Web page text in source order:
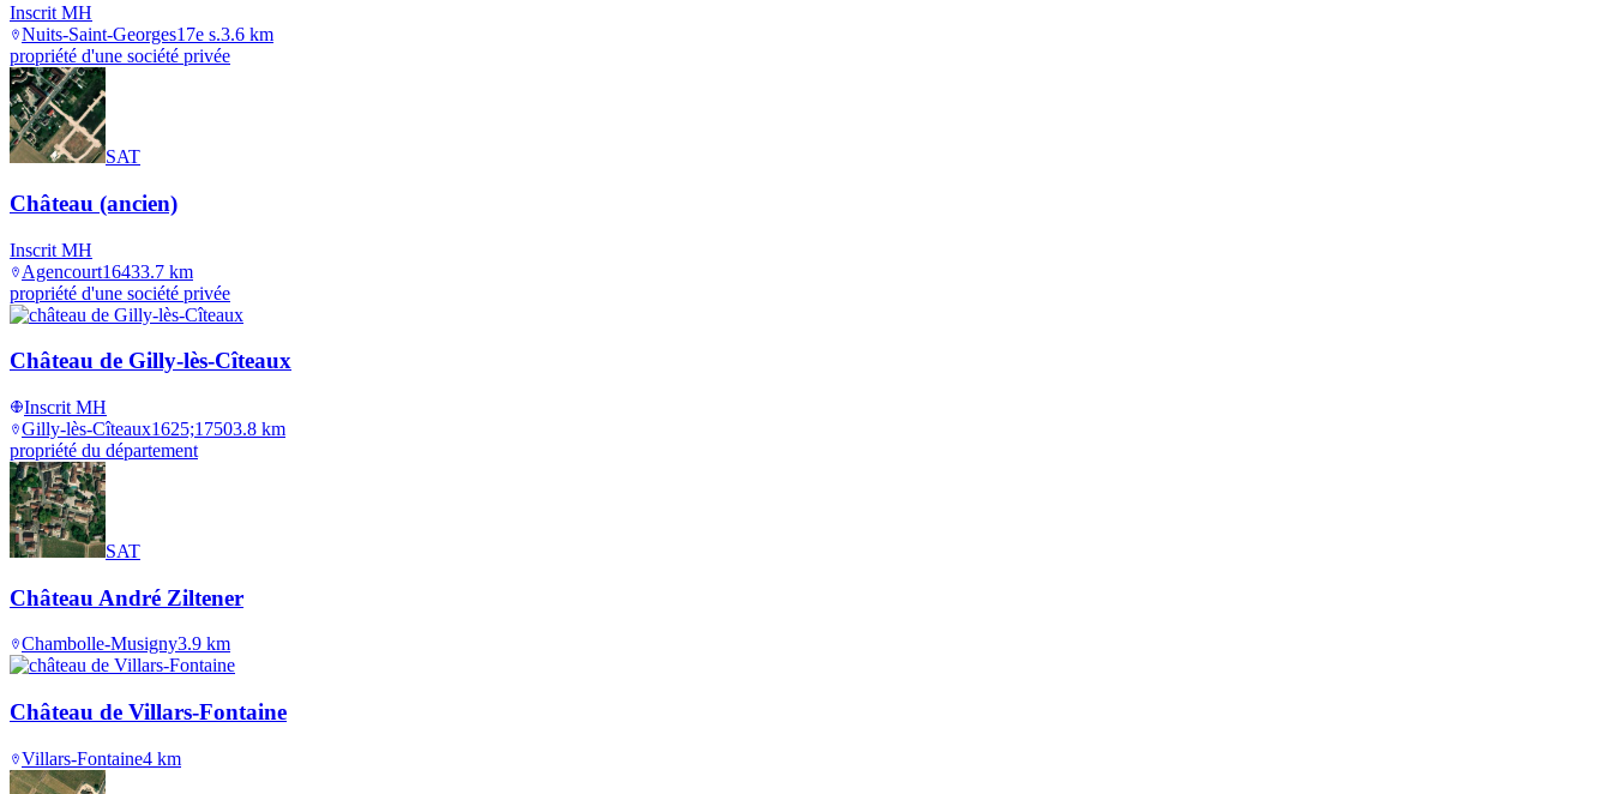
Inscrit MH
Nuits-Saint-Georges17e s.3.6 km
propriété d'une société privée
SAT
Château (ancien)
Inscrit MH
Agencourt16433.7 km
propriété d'une société privée
Château de Gilly-lès-Cîteaux
Inscrit MH
Gilly-lès-Cîteaux1625;17503.8 km
propriété du département
SAT
Château André Ziltener
Chambolle-Musigny3.9 km
Château de Villars-Fontaine
Villars-Fontaine4 km